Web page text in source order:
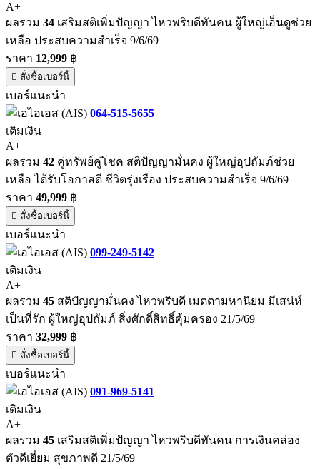
A+
ผลรวม 34 เสริมสติเพิ่มปัญญา ไหวพริบดีทันคน ผู้ใหญ่เอ็นดูช่วย
เหลือ ประสบความสำเร็จ 9/6/69
ราคา 12,999 ฿
สั่งซื้อเบอร์นี้
เบอร์แนะนำ
064-515-5655
เติมเงิน
A+
ผลรวม 42 คู่ทรัพย์คู่โชค สติปัญญามั่นคง ผู้ใหญ่อุปถัมภ์ช่วย
เหลือ ได้รับโอกาสดี ชีวิตรุ่งเรือง ประสบความสำเร็จ 9/6/69
ราคา 49,999 ฿
สั่งซื้อเบอร์นี้
เบอร์แนะนำ
099-249-5142
เติมเงิน
A+
ผลรวม 45 สติปัญญามั่นคง ไหวพริบดี เมตตามหานิยม มีเสน่ห์
เป็นที่รัก ผู้ใหญ่อุปถัมภ์ สิ่งศักดิ์สิทธิ์คุ้มครอง 21/5/69
ราคา 32,999 ฿
สั่งซื้อเบอร์นี้
เบอร์แนะนำ
091-969-5141
เติมเงิน
A+
ผลรวม 45 เสริมสติเพิ่มปัญญา ไหวพริบดีทันคน การเงินคล่อง
ตัวดีเยี่ยม สุขภาพดี 21/5/69